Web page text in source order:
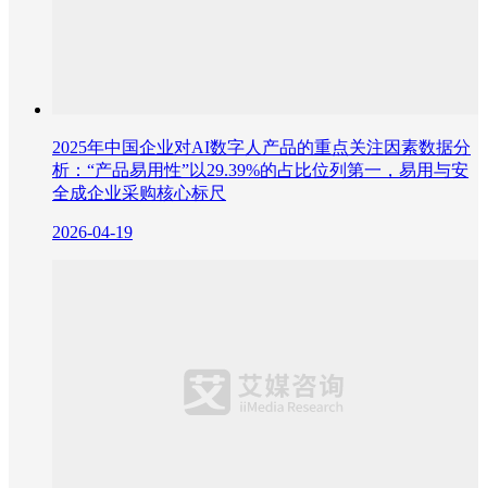
2025年中国企业对AI数字人产品的重点关注因素数据分
析：“产品易用性”以29.39%的占比位列第一，易用与安
全成企业采购核心标尺
2026-04-19